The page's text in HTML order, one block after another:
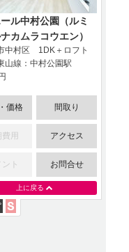
ル中村公園（ルミ
カムラコウエン）
中村区 1DK＋ロフト
山線：中村公園駅
価格 間取り
用 アクセス
ント お問合せ
上に戻る